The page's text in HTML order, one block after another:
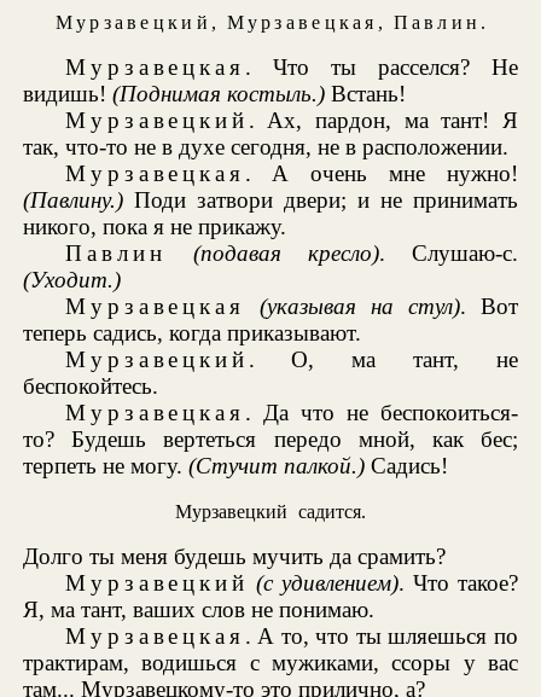
Мурзавецкий , Мурзавецкая , Павлин .
Мурзавецкая . Что ты расселся? Не
видишь!(Поднимая костыль.) Встань!
Мурзавецкий . Ах, пардон, ма тант! Я
так, что-то не в духе сегодня, не в расположении.
Мурзавецкая . А очень мне нужно!
(Павлину.) Поди затвори двери; и не принимать
никого, пока я не прикажу.
Павлин
(подавая кресло). Слушаю-с.
(Уходит.)
Мурзавецкая
(указывая на стул). Вот
теперь садись, когда приказывают.
Мурзавецкий . О, ма тант, не
беспокойтесь.
Мурзавецкая . Да что не беспокоиться-
то? Будешь вертеться передо мной, как бес;
терпеть не могу.(Стучит палкой.) Садись!
Мурзавецкий садится.
Долго ты меня будешь мучить да срамить?
Мурзавецкий (с удивлением). Что такое?
Я, ма тант, ваших слов не понимаю.
Мурзавецкая . А то, что ты шляешься по
трактирам, водишься с мужиками, ссоры у вас
там... Мурзавецкому-то это прилично, а?